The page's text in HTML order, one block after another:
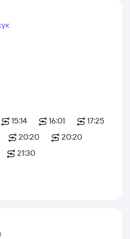
15:14 16:01
17:25
20:20
20:20
21:30